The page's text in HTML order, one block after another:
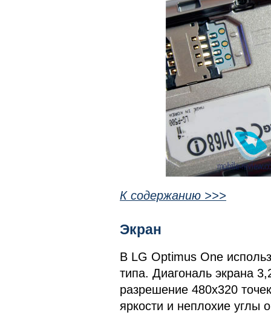
К содержанию >>>
Экран
В LG Optimus One
типа. Диагональ экрана
разрешение 480x320
яркости и неплохие углы